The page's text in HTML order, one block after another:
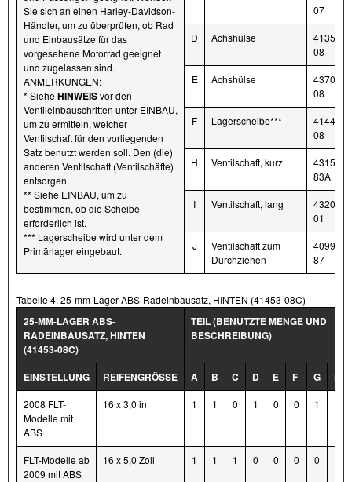
Sie sich an einen Harley-Davidson-
Händler, um zu überprüfen, ob Rad
und Einbausätze für das
vorgesehene Motorrad geeignet
und zugelassen sind.
ANMERKUNGEN:
* SieheHINWEISvor den
Ventileinbauschritten unter EINBAU,
um zu ermitteln, welcher
Ventilschaft für den vorliegenden
Satz benutzt werden soll. Den (die)
anderen Ventilschaft (Ventilschäfte)
entsorgen.
** Siehe EINBAU, um zu
bestimmen, ob die Scheibe
erforderlich ist.
*** Lagerscheibe wird unter dem
Primärlager eingebaut.
07
D Achshülse
41358-
08
E Achshülse
43704-
08
F Lagerscheibe***
41447-
08
H Ventilschaft, kurz
43157-
83A
I Ventilschaft, lang
43206-
01
J
Ventilschaft zum
Durchziehen
40999-
87
Tabelle 4. 25-mm-Lager ABS-Radeinbausatz, HINTEN (41453-08C)
25-MM-LAGER ABS-
RADEINBAUSATZ, HINTEN
(41453-08C)
TEIL (BENUTZTE MENGE UND
BESCHREIBUNG)
EINSTELLUNG REIFENGRÖSSE A B C D E F G H
2008 FLT-
Modelle mit
ABS
16 x 3,0 in 1 1 0 1 0 0 1
FLT-Modelle ab
2009 mit ABS
16 x 5,0 Zoll 1 1 1 0 0 0 0